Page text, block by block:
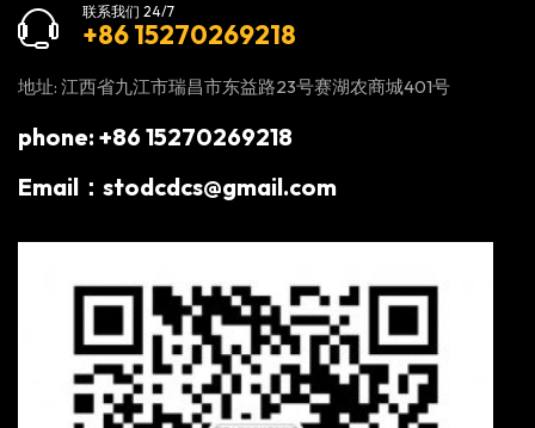
联系我们 24/7
+86 15270269218
地址: 江西省九江市瑞昌市东益路23号赛湖农商城401号
phone: +86 15270269218
Email：stodcdcs@gmail.com